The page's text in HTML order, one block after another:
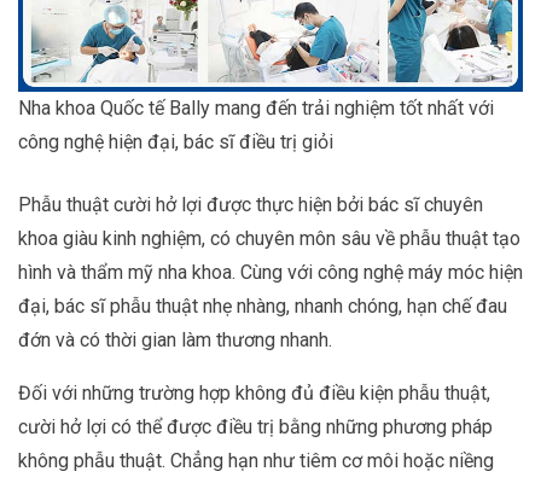
Nha khoa Quốc tế Bally mang đến trải nghiệm tốt nhất với
công nghệ hiện đại, bác sĩ điều trị giỏi
Phẫu thuật cười hở lợi được thực hiện bởi bác sĩ chuyên
khoa giàu kinh nghiệm, có chuyên môn sâu về phẫu thuật tạo
hình và thẩm mỹ nha khoa. Cùng với công nghệ máy móc hiện
đại, bác sĩ phẫu thuật nhẹ nhàng, nhanh chóng, hạn chế đau
đớn và có thời gian làm thương nhanh.
Đối với những trường hợp không đủ điều kiện phẫu thuật,
cười hở lợi có thể được điều trị bằng những phương pháp
không phẫu thuật. Chẳng hạn như tiêm cơ môi hoặc niềng